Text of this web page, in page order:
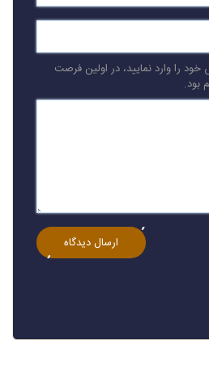
را وارد نمایید، در اولین فرصت
بود.